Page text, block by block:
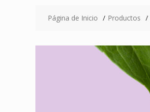
Página de Inicio Productos